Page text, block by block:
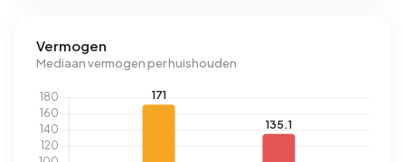
Vermogen
Mediaan vermogen per huishouden